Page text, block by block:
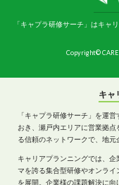
「キャプラ研修サーチ」はキャ
Copyright©
キャ
「キャプラ研修サーチ」を運
おき、瀬戸内エリアに営業拠
る信頼のネットワークで、地元
キャリアプランニングでは、
マを誇る集合型研修やオンラ
を展開。企業様の課題解決に